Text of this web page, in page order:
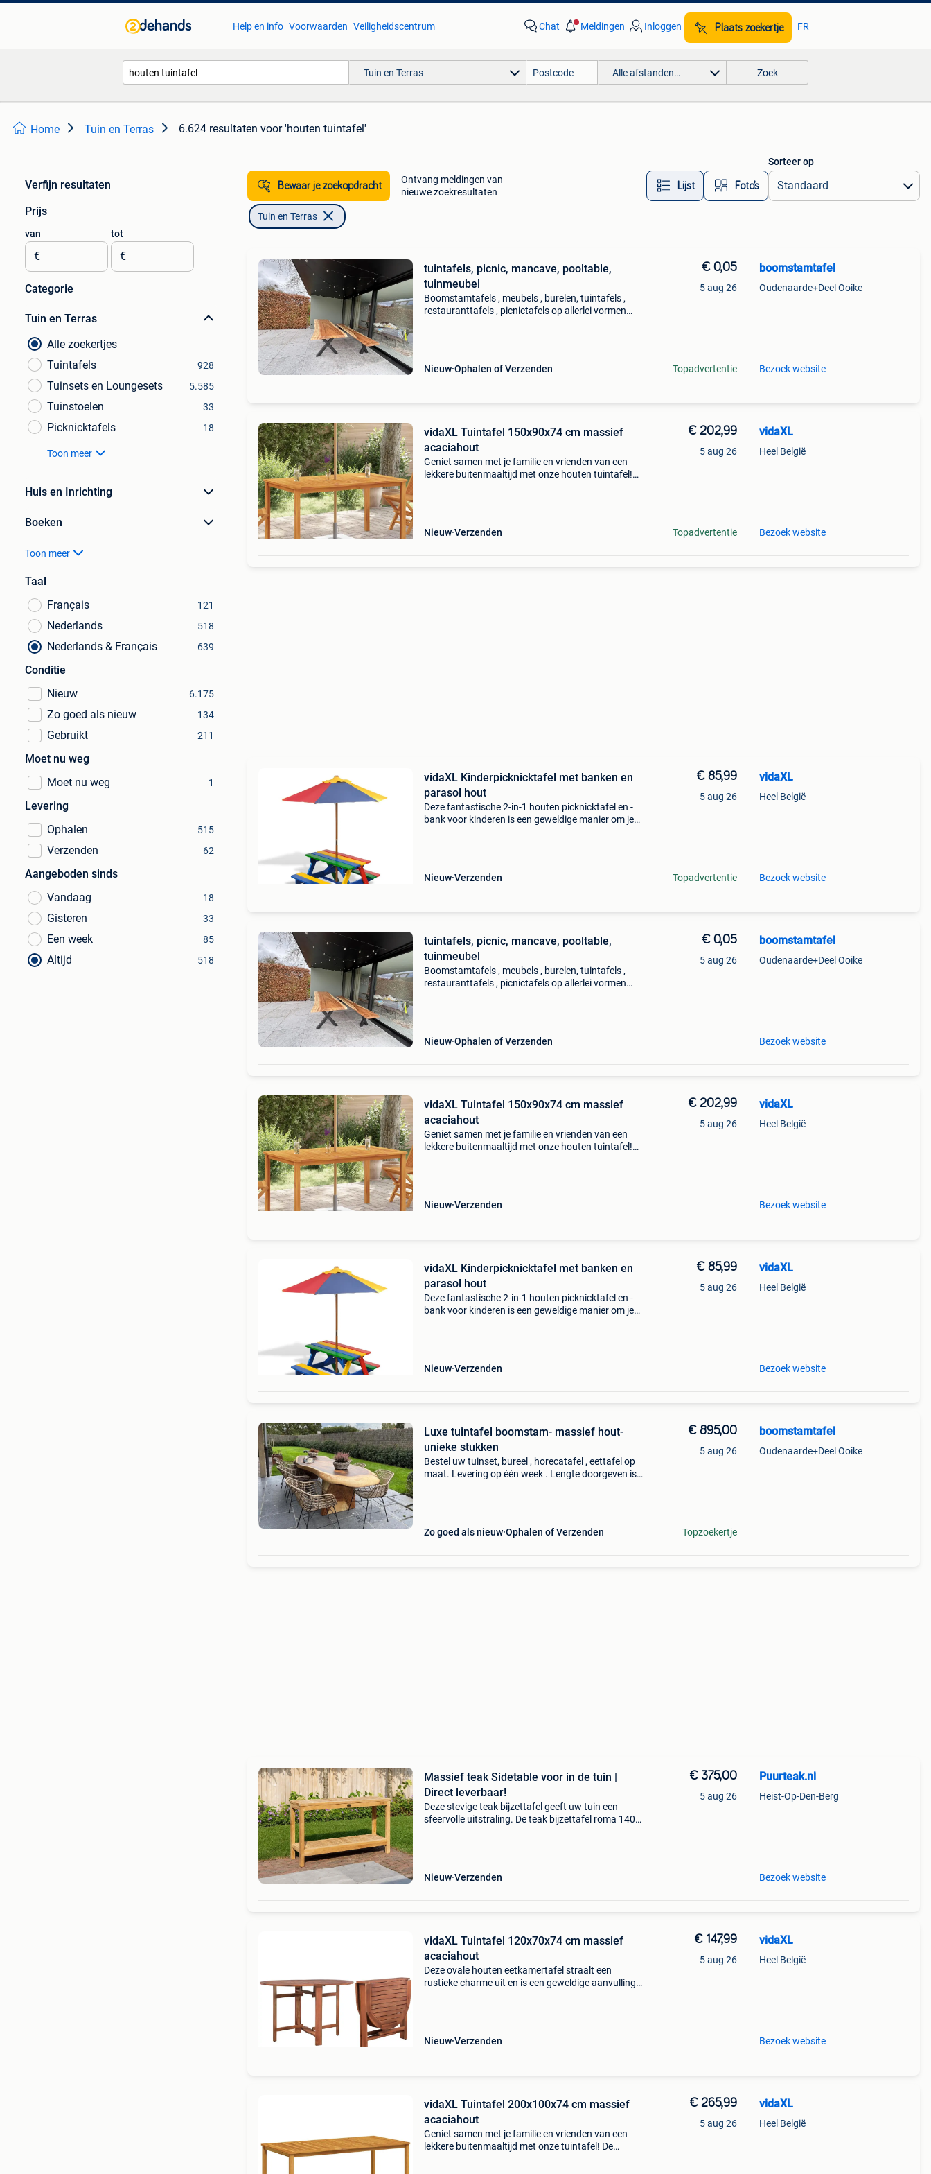
Help en info Voorwaarden Veiligheidscentrum Chat Meldingen Inloggen Plaats zoekertje FR
Tuin en Terras Alle afstanden… Zoek
Home Tuin en Terras 6.624 resultaten voor 'houten tuintafel'
Verfijn resultaten
Prijs
van
€
tot
€
Categorie
Tuin en Terras
Alle zoekertjes
Tuintafels
928
Tuinsets en Loungesets 5.585
Tuinstoelen 33
Picknicktafels 18
Toon meer
Huis en Inrichting
Boeken
Toon meer
Taal
Français
121
Nederlands 518
Nederlands & Français 639
Conditie
Nieuw
6.175
Zo goed als nieuw 134
Gebruikt 211
Moet nu weg
Moet nu weg
1
Levering
Ophalen
515
Verzenden 62
Aangeboden sinds
Vandaag
18
Gisteren 33
Een week 85
Altijd 518
Bewaar je zoekopdracht
Ontvang meldingen van
nieuwe zoekresultaten
Lijst Foto’s
Sorteer op
Tuin en Terras
tuintafels, picnic, mancave, pooltable,
tuinmeubel
Boomstamtafels , meubels , burelen, tuintafels ,
restauranttafels , picnictafels op allerlei vormen
Nieuw Ophalen of Verzenden
€ 0,05
5 aug 26
Topadvertentie
boomstamtafel
Oudenaarde+Deel Ooike
Bezoek website
vidaXL Tuintafel 150x90x74 cm massief
acaciahout
Geniet samen met je familie en vrienden van een
lekkere buitenmaaltijd met onze houten tuintafel!
Nieuw Verzenden
€ 202,99
5 aug 26
Topadvertentie
vidaXL
Heel België
Bezoek website
vidaXL Kinderpicknicktafel met banken en
parasol hout
Deze fantastische 2-in-1 houten picknicktafel en -
bank voor kinderen is een geweldige manier om je
Nieuw Verzenden
€ 85,99
5 aug 26
Topadvertentie
vidaXL
Heel België
Bezoek website
tuintafels, picnic, mancave, pooltable,
tuinmeubel
Boomstamtafels , meubels , burelen, tuintafels ,
restauranttafels , picnictafels op allerlei vormen
Nieuw Ophalen of Verzenden
€ 0,05
5 aug 26
boomstamtafel
Oudenaarde+Deel Ooike
Bezoek website
vidaXL Tuintafel 150x90x74 cm massief
acaciahout
Geniet samen met je familie en vrienden van een
lekkere buitenmaaltijd met onze houten tuintafel!
Nieuw Verzenden
€ 202,99
5 aug 26
vidaXL
Heel België
Bezoek website
vidaXL Kinderpicknicktafel met banken en
parasol hout
Deze fantastische 2-in-1 houten picknicktafel en -
bank voor kinderen is een geweldige manier om je
Nieuw Verzenden
€ 85,99
5 aug 26
vidaXL
Heel België
Bezoek website
Luxe tuintafel boomstam- massief hout-
unieke stukken
Bestel uw tuinset, bureel , horecatafel , eettafel op
maat. Levering op één week . Lengte doorgeven is
Zo goed als nieuw Ophalen of Verzenden
€ 895,00
5 aug 26
Topzoekertje
boomstamtafel
Oudenaarde+Deel Ooike
Massief teak Sidetable voor in de tuin |
Direct leverbaar!
Deze stevige teak bijzettafel geeft uw tuin een
sfeervolle uitstraling. De teak bijzettafel roma 140
Nieuw Verzenden
€ 375,00
5 aug 26
Puurteak.nl
Heist-Op-Den-Berg
Bezoek website
vidaXL Tuintafel 120x70x74 cm massief
acaciahout
Deze ovale houten eetkamertafel straalt een
rustieke charme uit en is een geweldige aanvulling
Nieuw Verzenden
€ 147,99
5 aug 26
vidaXL
Heel België
Bezoek website
vidaXL Tuintafel 200x100x74 cm massief
acaciahout
Geniet samen met je familie en vrienden van een
lekkere buitenmaaltijd met onze tuintafel! De
€ 265,99
5 aug 26
vidaXL
Heel België